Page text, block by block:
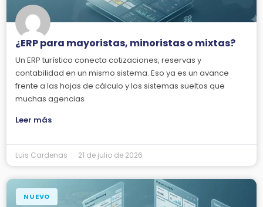
¿ERP para mayoristas, minoristas o mixtas?
Un ERP turístico conecta cotizaciones, reservas y
contabilidad en un mismo sistema. Eso ya es un avance
frente a las hojas de cálculo y los sistemas sueltos que
muchas agencias
Leer más
Luis Cardenas 21 de julio de 2026
NUEVO